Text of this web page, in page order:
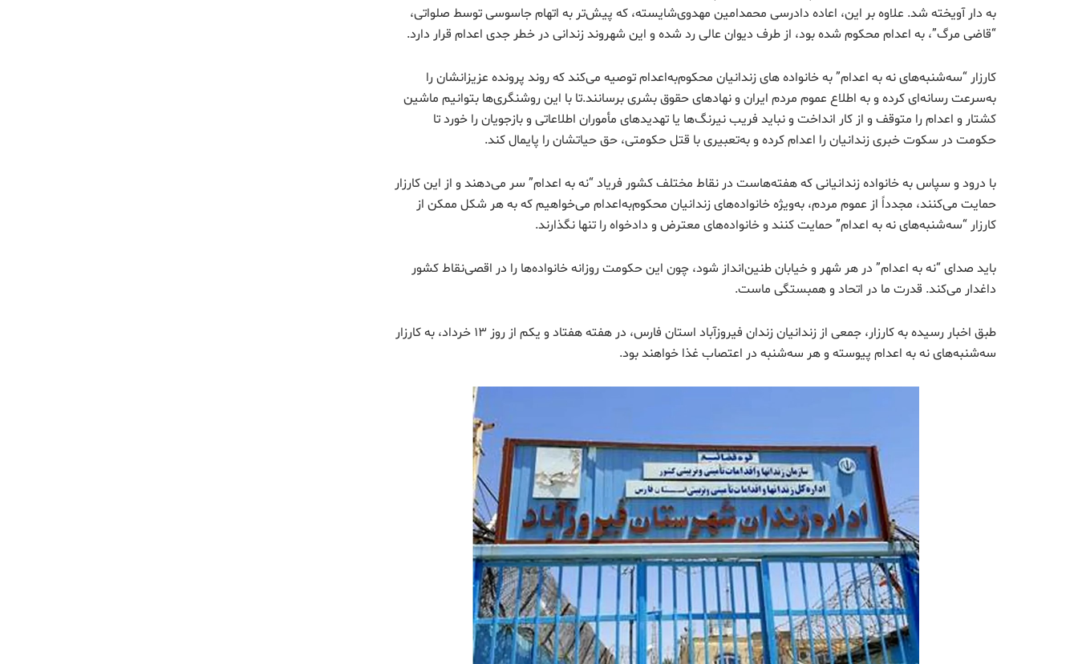
به دار آویخته شد. علاوه بر این، اعاده دادرسی محمدامین مهدوی‌شایسته، که پیش‌تر به اتهام جاسوسی توسط صلواتی،
“قاضی مرگ”، به اعدام محکوم شده بود، از طرف دیوان عالی رد شده و این شهروند زندانی در خطر جدی اعدام قرار دارد.
کارزار “سه‌شنبه‌های نه به اعدام” به خانواده های زندانیان محکوم‌به‌اعدام توصیه می‌کند که روند پرونده عزیزانشان را
به‌سرعت رسانه‌ای کرده و به اطلاع عموم مردم ایران و نهادهای حقوق بشری برسانند.تا با این روشنگری‌ها بتوانیم ماشین
کشتار و اعدام را متوقف و از کار انداخت و نباید فریب نیرنگ‌ها یا تهدیدهای مأموران اطلاعاتی و بازجویان را خورد تا
حکومت در سکوت خبری زندانیان را اعدام کرده و به‌تعبیری با قتل حکومتی، حق حیاتشان را پایمال کند.
با درود و سپاس به خانواده زندانیانی که هفته‌هاست در نقاط مختلف کشور فریاد “نه به اعدام” سر می‌دهند و از این کارزار
حمایت می‌کنند، مجدداً از عموم مردم، به‌ویژه خانواده‌های زندانیان محکوم‌به‌اعدام می‌خواهیم که به هر شکل ممکن از
کارزار “سه‌شنبه‌های نه به اعدام” حمایت کنند و خانواده‌های معترض و دادخواه را تنها نگذارند.
باید صدای “نه به اعدام” در هر شهر و خیابان طنین‌انداز شود، چون این حکومت روزانه خانواده‌ها را در اقصی‌نقاط کشور
داغدار می‌کند. قدرت ما در اتحاد و همبستگی ماست.
طبق اخبار رسیده به کارزار، جمعی از زندانیان زندان فیروزآباد استان فارس، در هفته هفتاد و یکم از روز ۱۳ خرداد، به کارزار
سه‌شنبه‌های نه به اعدام پیوسته و هر سه‌شنبه در اعتصاب غذا خواهند بود.